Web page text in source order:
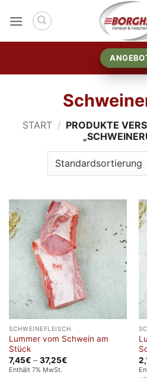
Inhalt
START / PRODUKTE
SCHWEINEFLEISCH
Lummer vom Schwein am
Stück
7,45€ – 37,25€Preisspanne:
Enthält 7% MwSt.